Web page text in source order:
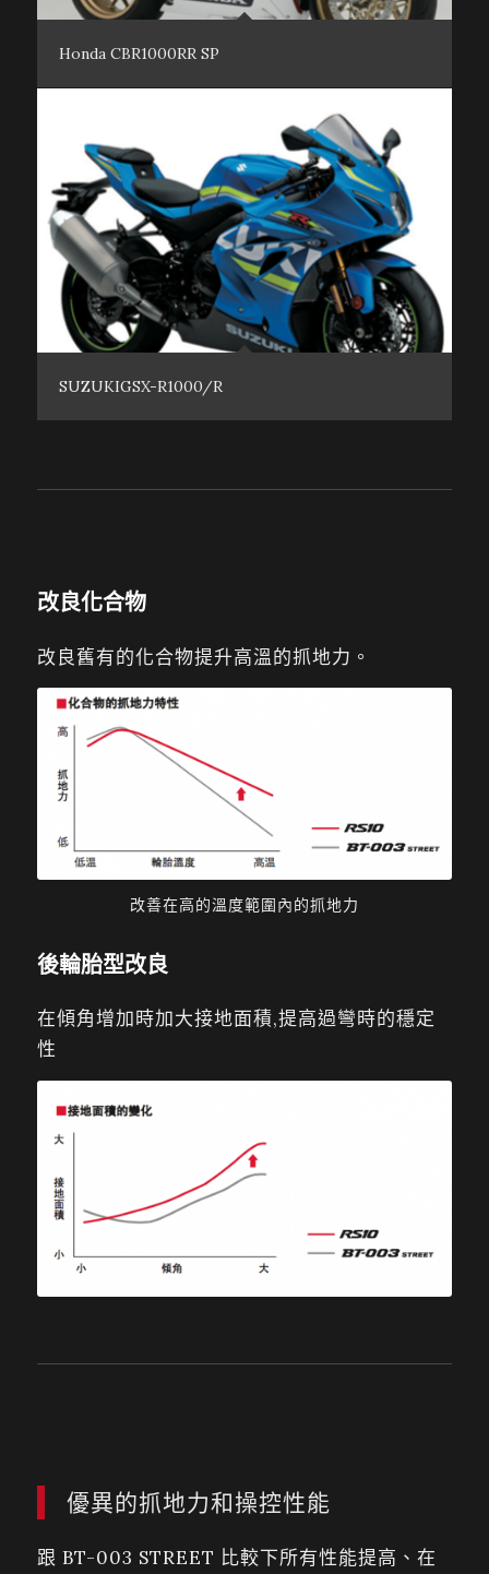
Honda CBR1000RR SP
SUZUKIGSX-R1000/R
改良化合物
改良舊有的化合物提升高溫的抓地力。
改善在高的溫度範圍內的抓地力
後輪胎型改良
在傾角增加時加大接地面積,提高過彎時的穩定
性
優異的抓地力和操控性能
跟 BT-003 STREET 比較下所有性能提高、在